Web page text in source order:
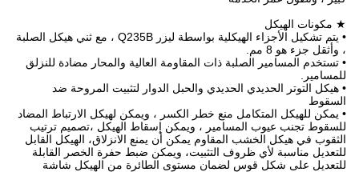
• يتم تشكيل الأجزاء الهيكلية بواسطة ليزر Q235B ، مع ثني هيكل الصلبة
العالية والمحار مضادة للنزلق
الدوار لتثبيت المروحة ضد
، ويمكن لهيكل الارتباط المضاد
إسقاط الهيكل ،تصميم ترتيب
أن يمنع الانزلاق، الهيكل القابل
ويمكن ضبط حفرة الخصر القابلة
الطائرة من الهيكل شاشة